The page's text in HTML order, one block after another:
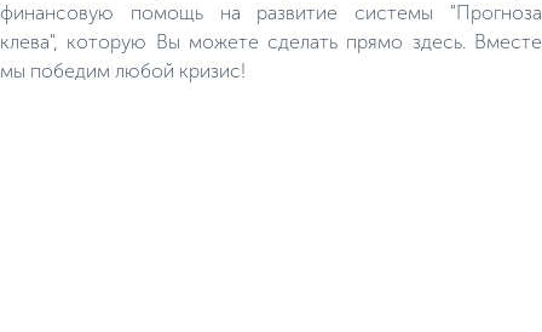
финансовую помощь на развитие системы "Прогноза
клева", которую Вы можете сделать прямо здесь. Вместе
мы победим любой кризис!